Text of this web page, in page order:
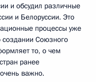
и обсудил различные
и Белоруссии. Это
процессы уже
создании Союзного
то, о чем
ранее
важно.